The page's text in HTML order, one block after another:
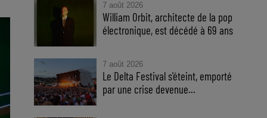
7 août 2026
William Orbit, architecte de la pop
électronique, est décédé à 69 ans
7 août 2026
Le Delta Festival s'éteint, emporté
par une crise devenue...